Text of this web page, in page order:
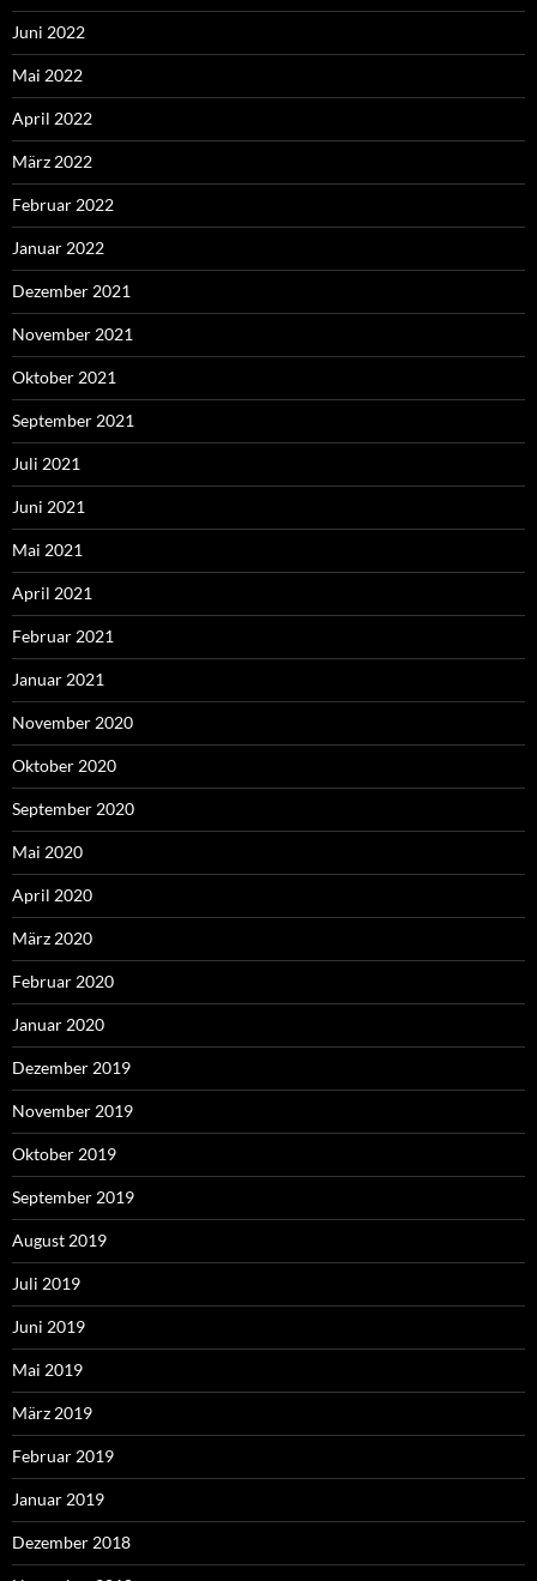
Juni 2022
Mai 2022
April 2022
März 2022
Februar 2022
Januar 2022
Dezember 2021
November 2021
Oktober 2021
September 2021
Juli 2021
Juni 2021
Mai 2021
April 2021
Februar 2021
Januar 2021
November 2020
Oktober 2020
September 2020
Mai 2020
April 2020
März 2020
Februar 2020
Januar 2020
Dezember 2019
November 2019
Oktober 2019
September 2019
August 2019
Juli 2019
Juni 2019
Mai 2019
März 2019
Februar 2019
Januar 2019
Dezember 2018